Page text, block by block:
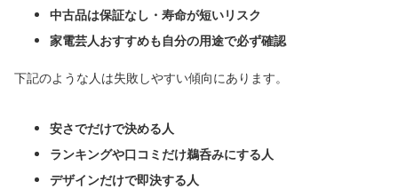
中古品は保証なし・寿命が短いリスク
家電芸人おすすめも自分の用途で必ず確認
下記のような人は失敗しやすい傾向にあります。
安さでだけで決める人
ランキングや口コミだけ鵜呑みにする人
デザインだけで即決する人